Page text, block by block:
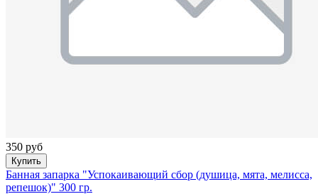
350 руб
Купить
Банная запарка "Успокаивающий сбор (душица, мята, мелисса,
репешок)" 300 гр.